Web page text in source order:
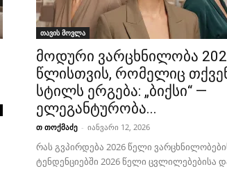
თავის მოვლა
მოდური ვარცხნილობა
წლისთვის, რომელიც
სტილს ერგება: „ბიქსი“ —
ელეგანტურობა...
თ თოქმაძე - იანვარი 12, 2026
რას გვპირდება 2026 წელი
ტენდენციებში 2026 წელი ცვლილებებისა